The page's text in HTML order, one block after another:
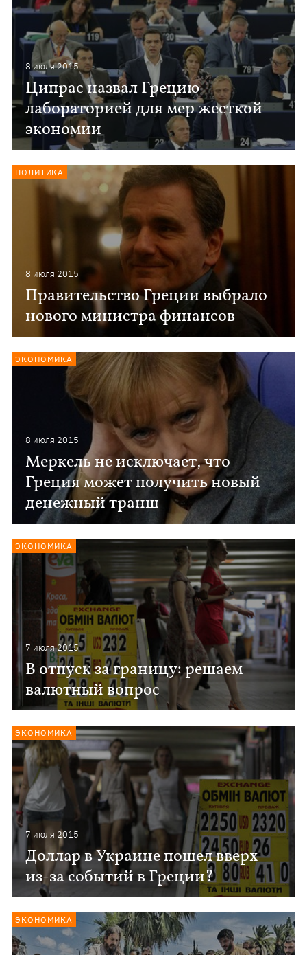
8 июля 2015
Ципрас назвал Грецию
лабораторией для мер жесткой
экономии
8 июля 2015
Правительство Греции выбрало
нового министра финансов
ПОЛИТИКА
8 июля 2015
Меркель не исключает, что
Греция может получить новый
денежный транш
ЭКОНОМИКА
7 июля 2015
В отпуск за границу: решаем
валютный вопрос
ЭКОНОМИКА
7 июля 2015
Доллар в Украине пошел вверх
из-за событий в Греции?
ЭКОНОМИКА
ЭКОНОМИКА